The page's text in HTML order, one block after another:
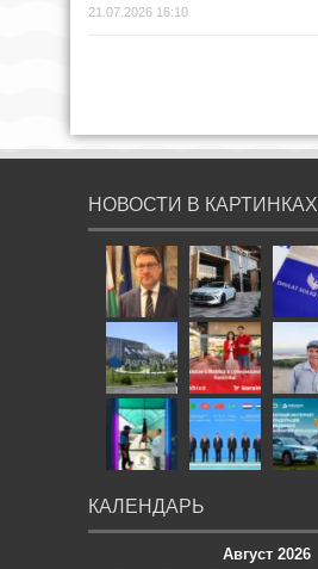
21.07.2026 16:10
НОВОСТИ В КАРТИНКАХ
КАЛЕНДАРЬ
Август 2026